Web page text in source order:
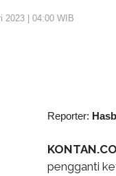
2023 | 04:00 WIB
Reporter:
pengganti